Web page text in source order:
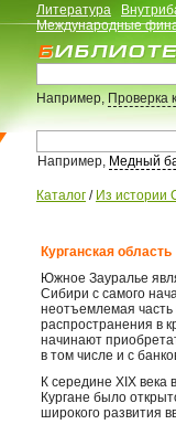
Литература
Международные
Например,Проверка
Например, Медный
Каталог / Из истории
Курганская область
Южное Зауралье
Сибири с самого
неотъемлемая часть
распространения в
начинают
в том числе и с
К середине XIX века
Кургане было
широкого развития